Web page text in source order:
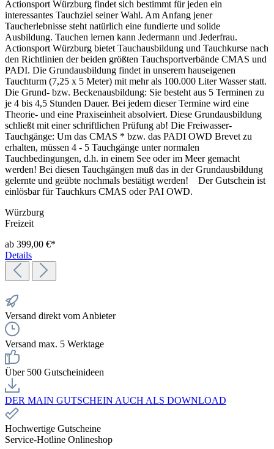
Actionsport Würzburg findet sich bestimmt für jeden ein
interessantes Tauchziel seiner Wahl. Am Anfang jener
Taucherlebnisse steht natürlich eine fundierte und solide
Ausbildung. Tauchen lernen kann Jedermann und Jederfrau.
Actionsport Würzburg bietet Tauchausbildung und Tauchkurse nach
den Richtlinien der beiden größten Tauchsportverbände CMAS und
PADI. Die Grundausbildung findet in unserem hauseigenen
Tauchturm (7,25 x 5 Meter) mit mehr als 100.000 Liter Wasser statt.
Die Grund- bzw. Beckenausbildung: Sie besteht aus 5 Terminen zu
je 4 bis 4,5 Stunden Dauer. Bei jedem dieser Termine wird eine
Theorie- und eine Praxiseinheit absolviert. Diese Grundausbildung
schließt mit einer schriftlichen Prüfung ab! Die Freiwasser-
Tauchgänge: Um das CMAS * bzw. das PADI OWD Brevet zu
erhalten, müssen 4 - 5 Tauchgänge unter normalen
Tauchbedingungen, d.h. in einem See oder im Meer gemacht
werden! Bei diesen Tauchgängen muß das in der Grundausbildung
gelernte und geübte nochmals bestätigt werden! Der Gutschein ist
einlösbar für Tauchkurs CMAS oder PAI OWD.
Würzburg
Freizeit
ab 399,00 €*
Details
Versand direkt vom Anbieter
Versand max. 5 Werktage
Über 500 Gutscheinideen
DER MAIN GUTSCHEIN AUCH ALS DOWNLOAD
Hochwertige Gutscheine
Service-Hotline Onlineshop